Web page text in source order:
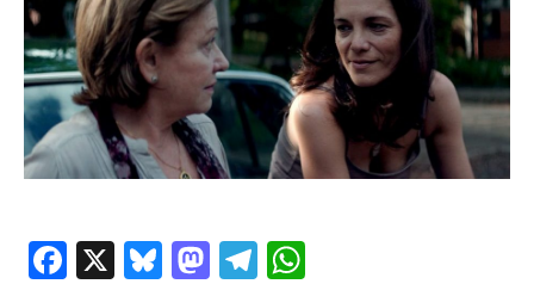
Facebook
X Bluesky
Mastodon
Telegram